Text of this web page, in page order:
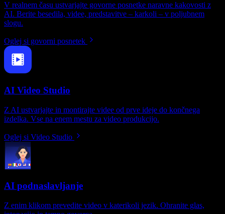
V realnem času ustvarjajte govorne posnetke naravne kakovosti z
AI. Berite besedila, videe, predstavitve – karkoli – v poljubnem
slogu.
Oglej si govorni posnetek
AI Video Studio
Z AI ustvarjajte in montirajte videe od prve ideje do končnega
izdelka. Vse na enem mestu za video produkcijo.
Oglej si Video Studio
AI podnaslavljanje
Z enim klikom prevedite video v katerikoli jezik. Ohranite glas,